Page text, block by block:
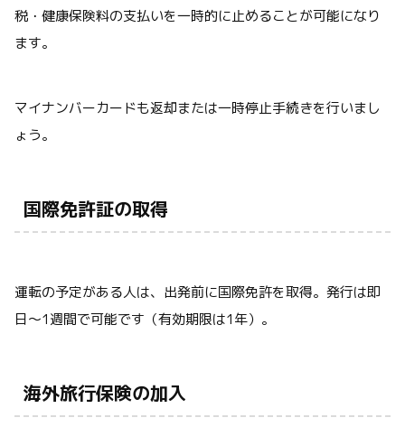
税・健康保険料の支払いを一時的に止めることが可能になり
ます。
マイナンバーカードも返却または一時停止手続きを行いまし
ょう。
国際免許証の取得
運転の予定がある人は、出発前に国際免許を取得。発行は即
日〜1週間で可能です（有効期限は1年）。
海外旅行保険の加入